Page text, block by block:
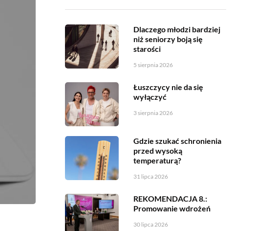
Dlaczego młodzi bardziej
niż seniorzy boją się
starości
5 sierpnia 2026
Łuszczycy nie da się
wyłączyć
3 sierpnia 2026
Gdzie szukać schronienia
przed wysoką
temperaturą?
31 lipca 2026
REKOMENDACJA 8.:
Promowanie wdrożeń
30 lipca 2026